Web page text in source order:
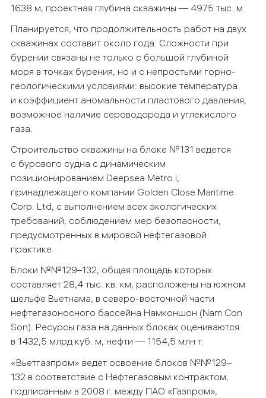
1638 м, проектная глубина скважины — 4975 тыс. м.
Планируется, что продолжительность работ на двух
скважинах составит около года. Сложности при
бурении связаны не только с большой глубиной
моря в точках бурения, но и с непростыми горно-
геологическими условиями: высокие температура
и коэффициент аномальности пластового давления,
возможное наличие сероводорода и углекислого
газа.
Строительство скважины на блоке №131 ведется
с бурового судна с динамическим
позиционированием Deepsea Metro I,
принадлежащего компании Golden Close Maritime
Corp. Ltd, с выполнением всех экологических
требований, соблюдением мер безопасности,
предусмотренных в мировой нефтегазовой
практике.
Блоки №№129–132, общая площадь которых
составляет 28,4 тыс. кв. км, расположены на южном
шельфе Вьетнама, в северо-восточной части
нефтегазоносного бассейна Намконшон (Nam Con
Son). Ресурсы газа на данных блоках оцениваются
в 1432,5 млрд куб. м, нефти — 1154,5 млн т.
«Вьетгазпром» ведет освоение блоков №№129–
132 в соответствие с Нефтегазовым контрактом,
подписанным в 2008 г. между ПАО «Газпром»,